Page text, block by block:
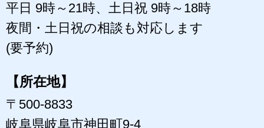
平日 9時～21時、土日祝 9時～18時
夜間・土日祝の相談も対応します
(要予約)
【所在地】
〒500-8833
岐阜県岐阜市神田町9-4